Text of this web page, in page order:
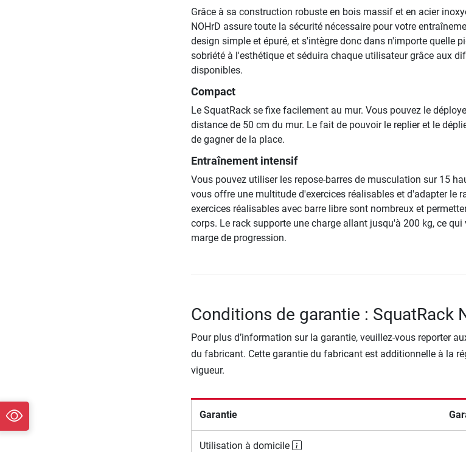
Grâce à sa construction robuste en bois massif et en acier
NOHrD assure toute la sécurité nécessaire pour votre
design simple et épuré, et s'intègre donc dans n'importe quelle
sobriété à l'esthétique et séduira chaque utilisateur grâce aux
disponibles.
Compact
Le SquatRack se fixe facilement au mur. Vous pouvez le
distance de 50 cm du mur. Le fait de pouvoir le replier et le
de gagner de la place.
Entraînement intensif
Vous pouvez utiliser les repose-barres de musculation sur 15
vous offre une multitude d'exercices réalisables et d'adapter le
exercices réalisables avec barre libre sont nombreux et
corps. Le rack supporte une charge allant jusqu'à 200 kg, ce
marge de progression.
Conditions de garantie : SquatRack
Pour plus d’information sur la garantie, veuillez-vous reporter
du fabricant. Cette garantie du fabricant est additionnelle à la
vigueur.
Garantie
Utilisation à domicile